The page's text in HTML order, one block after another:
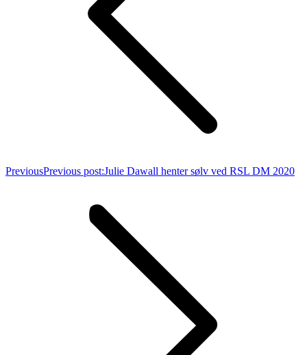
PreviousPrevious post:Julie Dawall henter sølv ved RSL DM 2020